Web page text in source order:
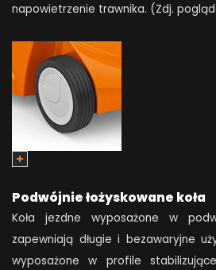
napowietrzenie trawnika. (Zdj.
Podwójnie łożyskowane koła
Koła jezdne wyposażone w
zapewniają długie i bezawaryjne
wyposażone w profile